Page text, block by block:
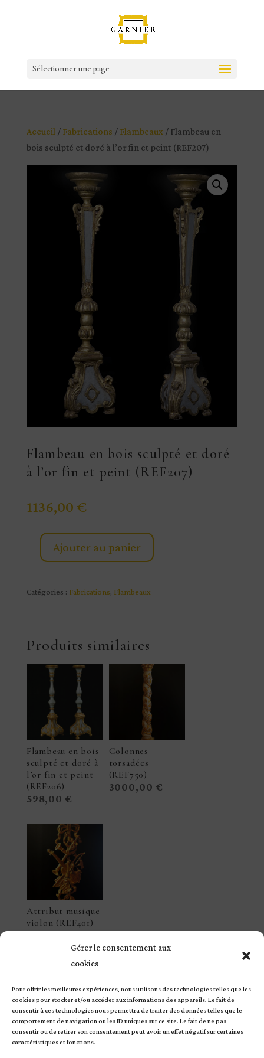
Gérer le consentement aux
cookies
Pour offrir les meilleures expériences, nous utilisons des technologies telles que les
cookies pour stocker et/ou accéder aux informations des appareils. Le fait de
consentir à ces technologies nous permettra de traiter des données telles que le
comportement de navigation ou les ID uniques sur ce site. Le fait de ne pas
consentir ou de retirer son consentement peut avoir un effet négatif sur certaines
caractéristiques et fonctions.
Sélectionner une page
Accueil / Fabrications / Flambeaux / Flambeau en
bois sculpté et doré à l’or fin et peint (REF207)
Flambeau en bois sculpté et doré
à l’or fin et peint (REF207)
1136,00 €
quantité
et
doré
peint
(REF207)
Ajouter au panier
Catégories : Fabrications, Flambeaux
Produits similaires
Flambeau en bois
sculpté et doré à
l’or fin et peint
(REF206)
598,00 €
Colonnes
torsadées
(REF750)
3000,00 €
Attribut musique
violon (REF401)
© Copyright Atelier Garnier – Site réalisé par